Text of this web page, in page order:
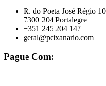
R. do Poeta José Régio 10
7300-204 Portalegre
+351 245 204 147
geral@peixanario.com
Pague Com: